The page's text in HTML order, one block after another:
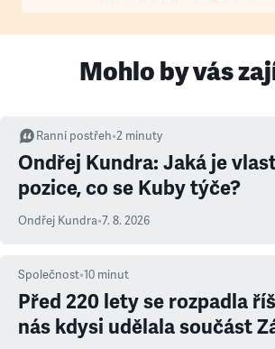
Mohlo by vás
Ranní postřeh•2 minuty
Ondřej Kundra: Jaká je
pozice, co se Kuby týče?
Ondřej Kundra•7. 8. 2026
Společnost•10 minut
Před 220 lety se rozpadla
nás kdysi udělala součást